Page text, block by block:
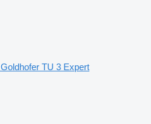
Goldhofer TU 3 Expert